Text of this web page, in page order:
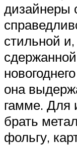
дизайнеры
стильной
она
гамме. Для
брать
фольгу,